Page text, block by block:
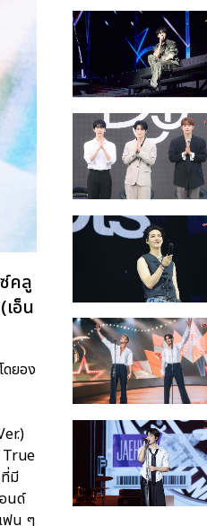
คลู
อ็น
ดยอง
True
มี
นด์
ฟน ๆ